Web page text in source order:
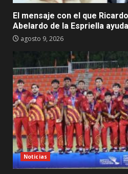
El mensaje con el que
Abelardo de la Espriella
agosto 9, 2026
Noticias